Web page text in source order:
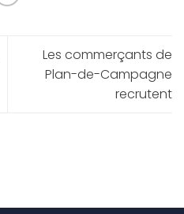
Les commerçants de
Plan-de-Campagne
recrutent